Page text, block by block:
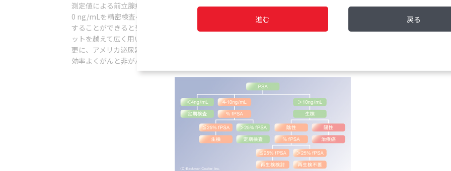
測定値による前立腺疾患の早期発見と直腸診の関係について複数施設データをまとめて報告しました。この時に、PSA 4.
0 ng/mLを精密検査へのカットオフとすると、無駄な針生検を実施することなく、しかも前立腺がんの患者を適切に発
することができると発表しました。Tandem PSAキットによって決められたPSA 4 ng/mLというカットオフ値は、測定
ットを越えて広く用いられ、いわば業界標準となっています。
更に、アメリカ泌尿器科学会により、PSA、freePSAを用いた前立腺がんスクリーニングのフローチャートが発表され、
効率よくがんと非がんを識別し前立腺がん早期発見へと繋げる方法は、今日でも広く利用されています。
進む 戻る